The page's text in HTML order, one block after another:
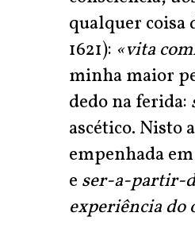
qualquer coisa
1621): «vita
minha maior
dedo na ferida:
ascético. Nisto
empenhada
e ser-a-partir-
experiência do